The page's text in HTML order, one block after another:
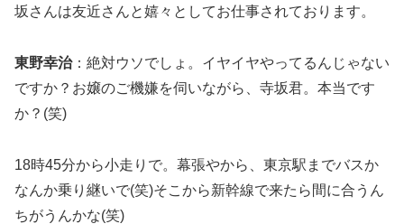
坂さんは友近さんと嬉々としてお仕事されております。
東野幸治：絶対ウソでしょ。イヤイヤやってるんじゃない
ですか？お嬢のご機嫌を伺いながら、寺坂君。本当です
か？(笑)
18時45分から小走りで。幕張やから、東京駅までバスか
なんか乗り継いで(笑)そこから新幹線で来たら間に合うん
ちがうんかな(笑)